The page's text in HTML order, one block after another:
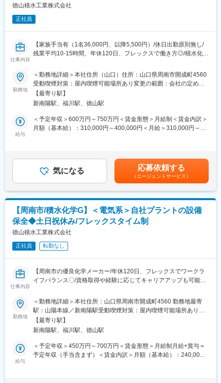
徳山積水工業株式会社
正社員
仕事内容
【家族手当有（1名36,000円、以降5,500円）/休日出勤原則無し/
残業平均10-15時間、年休120日、フレックスで働き方◎/積水化学
■業務内容：
・組織力強化のための人事制度改定に関する実務推進 等
・人事制度に関する企画設計及び、規則等の整備、関連する資料
の作成 等
＊約150名程度の規模感の当社で中期計画達成を目指し、
組織改革を行っていく仲間になっていただきたいと考えていま
直後…弊社の人事業務、総務業務に関することを知る
半年後…組織課題、人事課題をメンバーと共有し意見交換を行っ
※将来的には人事等の知見を活かし、マネジメント業務も視野に成
長していただけることを期待します
■ご入社後の体制：
OJTを受けていただきながら、まずは会社に関する知見を深めて
いただきます。
■組織構成：
9名（グループ長：50代前半、課員：50代1名、40代1名、30代1
名、20代1名、パート：4名）
■働き方：
年間休日120日、残業10-15h/月とライフワークバランスを取りや
すい環境です！
フレックスタイム制度は、コアタイム無し。月内の繁忙にあわせ
また、業務との兼ね合いによりますが、月5日まで好きなタイミン
グで在宅勤務が可能です。
勤務地
＜勤務地詳細＞本社住所（山口）住所：山口県周南市開成町4560
受動喫煙対策：屋内喫煙可能場所あり変更の範囲：会社の定める
事業所
【最寄り駅】
新南陽駅、福川駅、徳山駅
給与
＜予定年収＞600万円～750万円＜賃金形態＞月給制＜賃金内訳＞
月額（基本給）：310,000円～400,000円＜月給＞310,000円～
者・子1名）…670万円～賃金はあくまでも目安の金額であり、選
考を通じて上下する可能性があります。月給(月額)は固定手当を含
めた表記です。
気になる 応募依頼する
（エージェントサービス）
【周南市/積水化学G】＜電気系＞自社プラントの設備
保全◆土日祝休み/フレックスタイム制
徳山積水工業株式会社
正社員 転勤なし
仕事内容
【周南市の優良化学メーカー/年休120日、フレックスでワークラ
イフバランス〇/資格取得や経験に応じてキャリアアップも可能／
■業務内容
当社の製品、塩化ビニル樹脂等の設備の"電気設備の保全業務"をお
任せいたします。
工場内には複数の設備があり、電気設備の保全を行うことで安定
生産に貢献できるとともにご自身の知見も深められる環境です！
勤務地
＜勤務地詳細＞本社住所：山口県周南市開成町4560 勤務地最寄
駅：山陽本線／新南陽駅受動喫煙対策：屋内喫煙可能場所あり変
更の範囲：無
【最寄り駅】
新南陽駅、福川駅、徳山駅
給与
＜予定年収＞450万円～700万円＜賃金形態＞月給制月給+賞与＝
予定年収（手当含まず）＜賃金内訳＞月額（基本給）：240,000